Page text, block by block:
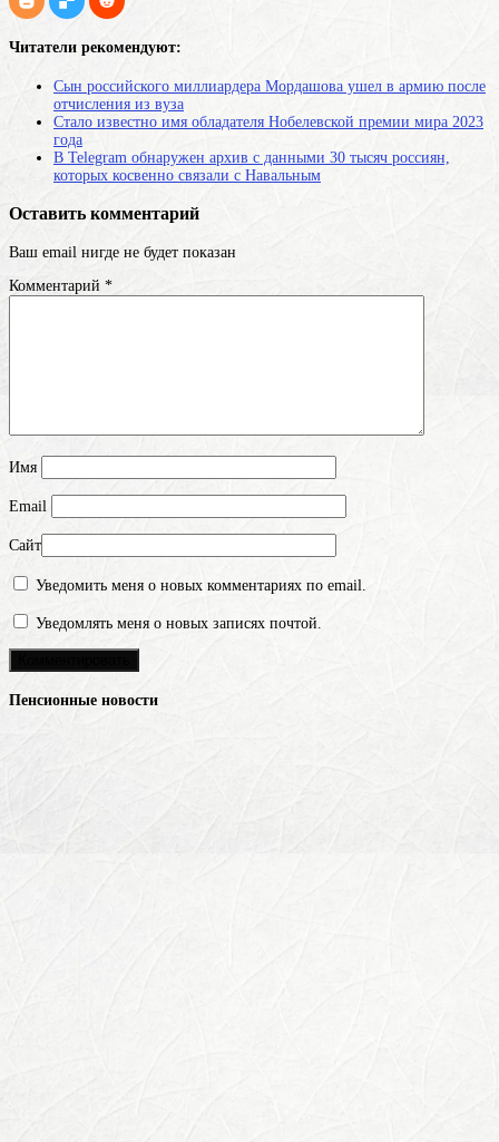
Читатели рекомендуют:
Cын российского миллиардера Мордашова ушел в армию после
отчисления из вуза
Стало известно имя обладателя Нобелевской премии мира 2023
года
В Telegram обнаружен архив с данными 30 тысяч россиян,
которых косвенно связали с Навальным
Оставить комментарий
Ваш email нигде не будет показан
Комментарий *
Имя
Email
Сайт
Уведомить меня о новых комментариях по email.
Уведомлять меня о новых записях почтой.
Пенсионные новости